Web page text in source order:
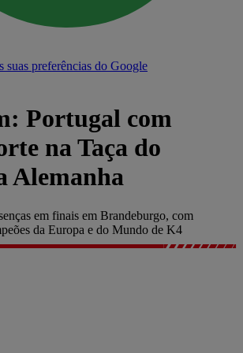
preferências do Google
Portugal com
na Taça do
Alemanha
em finais em Brandeburgo, com
da Europa e do Mundo de K4